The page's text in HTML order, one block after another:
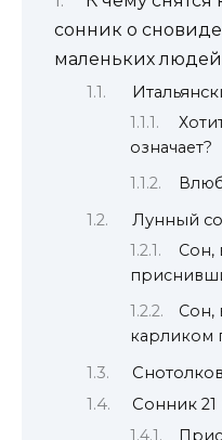
сонник о
маленьких
означает?
Лунный
Сон,
Сон,
карликом
Сонник 21